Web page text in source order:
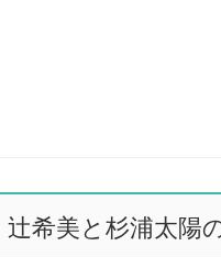
辻希美と杉浦太陽